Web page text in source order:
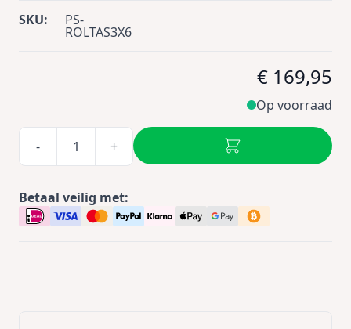
SKU: PS-
ROLTAS3X6
€ 169,95
Op voorraad
- +
Betaal veilig met: